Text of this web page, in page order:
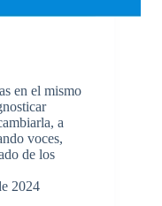
en el mismo
a
voces,
de los
2024